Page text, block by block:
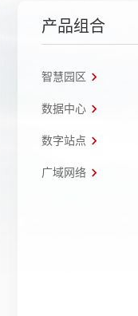
产品组合
智慧园区
数据中心
数字站点
广域网络